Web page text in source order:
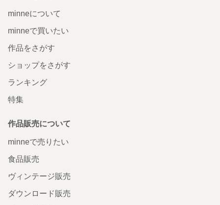
minneについて
minneで買いたい
作品をさがす
ショップをさがす
ランキング
特集
作品販売について
minneで売りたい
食品販売
ヴィンテージ販売
ダウンロード販売